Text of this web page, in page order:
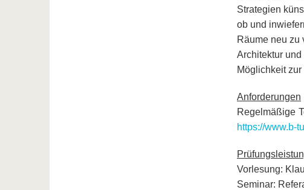
Strategien
ob und
Räume neu zu
Architektur
Möglichkeit
Anforderungen
Regelmäßige
https://www.b-
Vorlesung:
Seminar: